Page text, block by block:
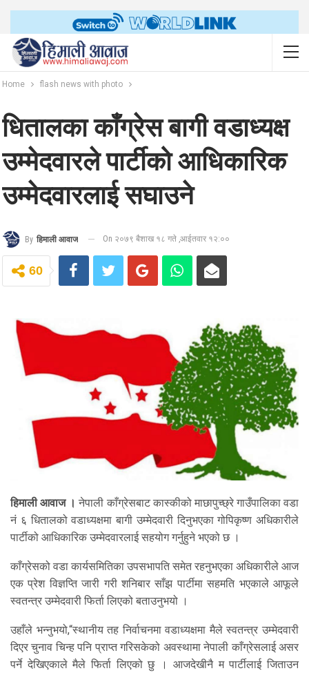
Home flash news with photo
धितालका काँग्रेस बागी वडाध्यक्ष
उम्मेदवारले पार्टीको आधिकारिक
उम्मेदवारलाई सघाउने
By हिमाली आवाज On २०७९ बैशाख १८ गते ,आईतवार १२:००
60
हिमाली आवाज । नेपाली काँग्रेसबाट कास्कीको माछापुच्छ्रे गाउँपालिका वडा
नं ६ धितालको वडाध्यक्षमा बागी उम्मेदवारी दिनुभएका गोपिकृष्ण अधिकारीले
पार्टीको आधिकारिक उम्मेदवारलाई सहयोग गर्नुहुने भएको छ ।
काँग्रेसको वडा कार्यसमितिका उपसभापति समेत रहनुभएका अधिकारीले आज
एक प्रेश विज्ञप्ति जारी गरी शनिबार साँझ पार्टीमा सहमति भएकाले आफूले
स्वतन्त्र उम्मेदवारी फिर्ता लिएको बताउनुभयो ।
उहाँले भन्नुभयो,“स्थानीय तह निर्वाचनमा वडाध्यक्षमा मैले स्वतन्त्र उम्मेदवारी
दिएर चुनाव चिन्ह पनि प्राप्त गरिसकेको अवस्थामा नेपाली काँग्रेसलाई असर
पर्ने देखिएकाले मैले फिर्ता लिएको छु । आजदेखीनै म पार्टीलाई जिताउन